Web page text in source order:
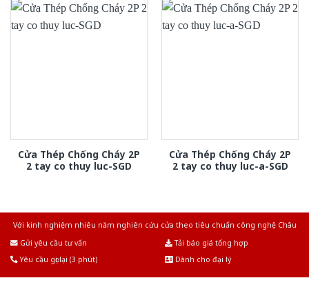
Cửa Thép Chống Cháy 2P
2 tay co thuy luc-SGD
Cửa Thép Chống Cháy 2P
2 tay co thuy luc-a-SGD
Với kinh nghiệm nhiêu năm nghiên cứu cửa theo tiêu chuẩn công nghệ Châu
Gửi yêu cầu tư vấn
Tải báo giá tổng hợp
Yêu cầu gọi lại (3 phút)
Dành cho đại lý